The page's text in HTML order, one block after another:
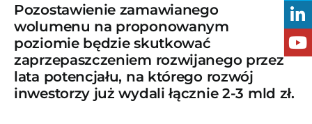
Pozostawienie zamawianego
wolumenu na proponowanym
poziomie będzie skutkować
zaprzepaszczeniem rozwijanego przez
lata potencjału, na którego rozwój
inwestorzy już wydali łącznie 2-3 mld zł.